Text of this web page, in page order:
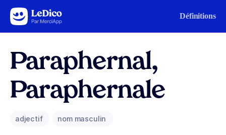
Aller au contenu Définitions
Paraphernal,
Paraphernale
adjectif nom masculin